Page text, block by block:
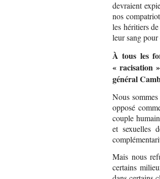
devraient
nos
les héritiers
leur sang pour
À tous les
« racisation
général
Nous
opposé
couple
et sexuelles
Mais nous
certains